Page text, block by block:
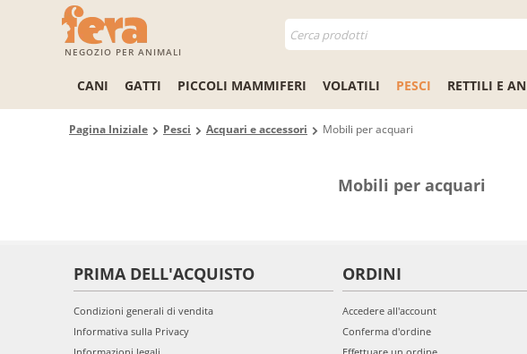
NEGOZIO PER ANIMALI
CANI GATTI PICCOLI MAMMIFERI VOLATILI PESCI RETTILI E
Pagina Iniziale Pesci Acquari e accessori Mobili per acquari
Mobili per acquari
PRIMA DELL'ACQUISTO
Condizioni generali di vendita
Informativa sulla Privacy
ORDINI
Accedere all'account
Conferma d'ordine